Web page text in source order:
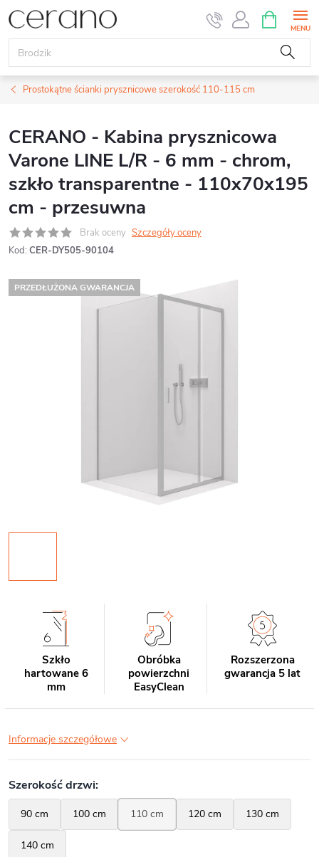
Przejść
do
treści
KOSZYK
Prostokątne ścianki prysznicowe szerokość 110-115 cm
CERANO - Kabina prysznicowa
Varone LINE L/R - 6 mm - chrom,
szkło transparentne - 110x70x195
cm - przesuwna
Brak oceny Szczegóły oceny
Kod: CER-DY505-90104
PRZEDŁUŻONA GWARANCJA
Szkło
hartowane 6
mm
Obróbka
powierzchni
EasyClean
Rozszerzona
gwarancja 5 lat
Informacje szczegółowe